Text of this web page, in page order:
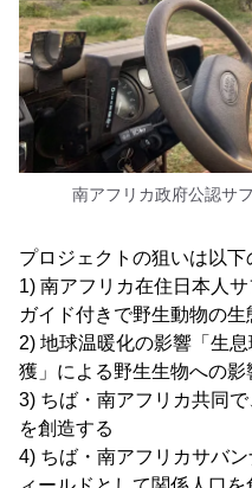
南アフリカ政府公認サ
プロジェクトの狙いは以下
1) 南アフリカ在住日本人
ガイド付きで野生動物の
2) 地球温暖化の影響「生
獲」による野生生物への影
3) ちば・南アフリカ共同
を創造する
4) ちば・南アフリカサバ